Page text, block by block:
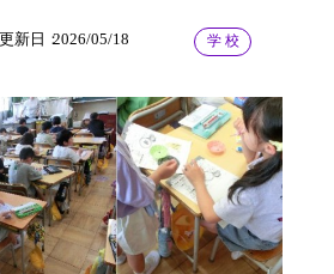
更新日 2026/05/18 学 校